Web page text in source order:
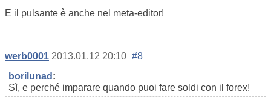
E il pulsante è anche nel meta-editor!
werb0001 2013.01.12 20:10 #8
borilunad :
Sì, e perché imparare quando puoi fare soldi con il forex!